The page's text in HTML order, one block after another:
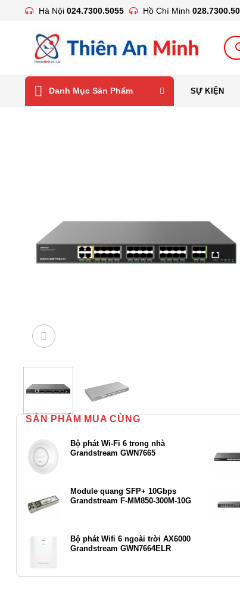
Hà Nội 024.7300.5055 Hồ Chí Minh
Tìm
kiếm
sản
Danh Mục Sản Phẩm SỰ KIỆN
SẢN PHẨM MUA CÙNG
Bộ phát Wi-Fi 6 trong nhà
Grandstream GWN7665
Module quang SFP+ 10Gbps
Grandstream F-MM850-300M-10G
Bộ phát Wifi 6 ngoài trời AX6000
Grandstream GWN7664ELR